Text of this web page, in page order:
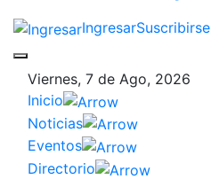
IngresarSuscribirse
Viernes, 7 de Ago, 2026
Inicio
Noticias
Eventos
Directorio